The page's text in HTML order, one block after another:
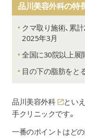
品川美容外科の特
クマ取り施術、累
2025年3月
全国に30院以上展
目の下の脂肪をと
品川美容外科
とい
手クリニックです。
一番のポイントはど